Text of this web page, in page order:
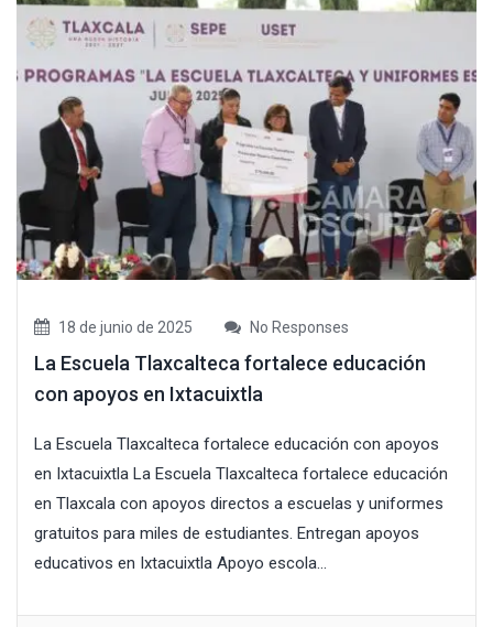
18 de junio de 2025 No Responses
La Escuela Tlaxcalteca fortalece educación
con apoyos en Ixtacuixtla
La Escuela Tlaxcalteca fortalece educación con apoyos
en Ixtacuixtla La Escuela Tlaxcalteca fortalece educación
en Tlaxcala con apoyos directos a escuelas y uniformes
gratuitos para miles de estudiantes. Entregan apoyos
educativos en Ixtacuixtla Apoyo escola...